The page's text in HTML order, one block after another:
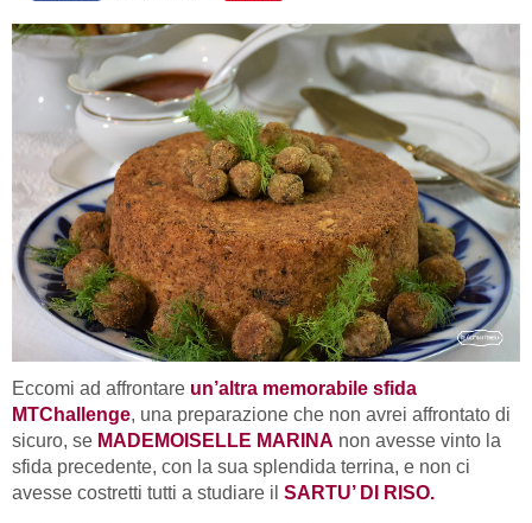
Eccomi ad affrontare un’altra memorabile sfida
MTChallenge, una preparazione che non avrei affrontato di
sicuro, se MADEMOISELLE MARINA non avesse vinto la
sfida precedente, con la sua splendida terrina, e non ci
avesse costretti tutti a studiare il SARTU’ DI RISO.